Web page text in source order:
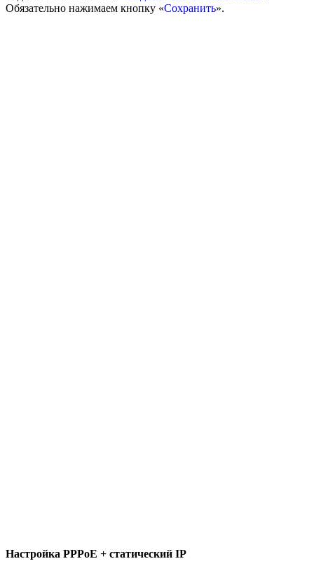
Обязательно нажимаем кнопку «Сохранить».
Настройка PPPoE + статический IP